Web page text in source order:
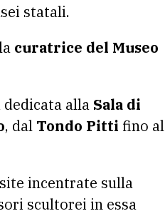
statali.
curatrice del Museo
alla Sala di
, dal Tondo Pitti fino al
incentrate sulla
scultorei in essa